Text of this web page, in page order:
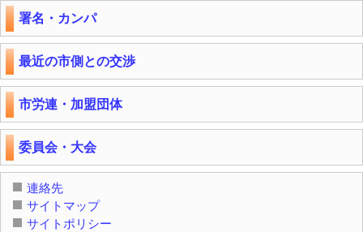
署名・カンパ
最近の市側との交渉
市労連・加盟団体
委員会・大会
連絡先
サイトマップ
サイトポリシー